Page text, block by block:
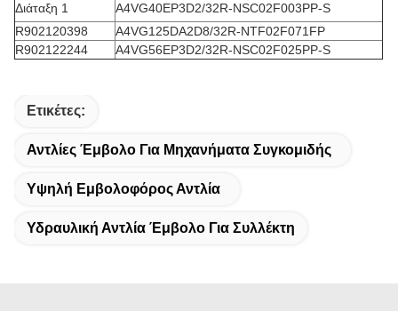
Διάταξη 1
Α4VG40EP3D2/32R-NSC02F003PP-S
R902120398
Α4VG125DA2D8/32R-NTF02F071FP
R902122244
Α4VG56EP3D2/32R-NSC02F025PP-S
Ετικέτες:
Αντλίες Έμβολο Για Μηχανήματα Συγκομιδής
Υψηλή Εμβολοφόρος Αντλία
Υδραυλική Αντλία Έμβολο Για Συλλέκτη